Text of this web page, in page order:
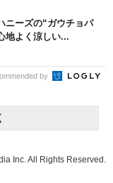
ニーズの“ガウチョパ
地よく涼しい...
by
Inc. All Rights Reserved.